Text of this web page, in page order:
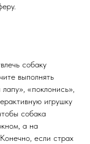
собаку
выполнять
«поклонись»,
игрушку
собака
а на
если страх